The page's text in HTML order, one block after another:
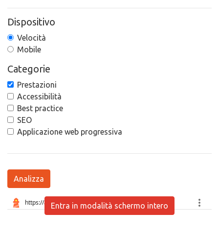
Dispositivo
Velocità
Mobile
Categorie
Prestazioni
Accessibilità
Best practice
SEO
Applicazione web progressiva
Analizza
Entra in modalità schermo intero